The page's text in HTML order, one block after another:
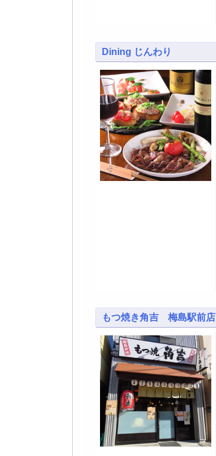
Dining じんわり
もつ焼き角吉 梅島駅前店